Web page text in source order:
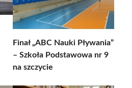
Finał „ABC Nauki Pływania”
– Szkoła Podstawowa nr 9
na szczycie